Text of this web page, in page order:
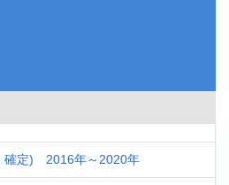
確定) 2016年～2020年